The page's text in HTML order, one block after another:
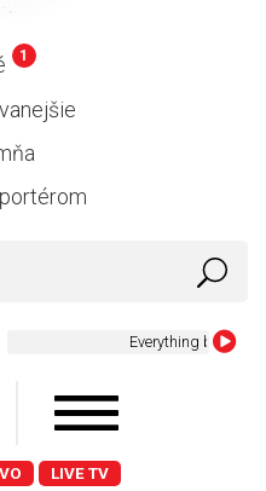
1
LIVE TV